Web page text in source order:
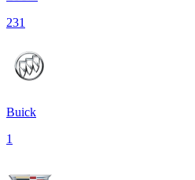
231
Buick
1